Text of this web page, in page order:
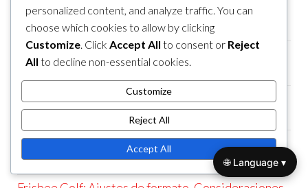
Golf de disco: Violaciones de reglas, Sanciones,
Responsabilidad del jugador
Frisbee Golf: Sistemas de puntuación únicos,
Frisbee Golf: Tarjetas de puntuación, Registro de
puntuaciones, Seguimiento del juego
Frisbee Golf: Juego casual, formatos competitivos,
estructuras de liga
personalized content, and analyze traffic. You can
choose which cookies to allow by clicking
Customize. Click Accept All to consent or Reject
All to decline non-essential cookies.
Customize
Reject All
Accept All
🌐 Language ▾